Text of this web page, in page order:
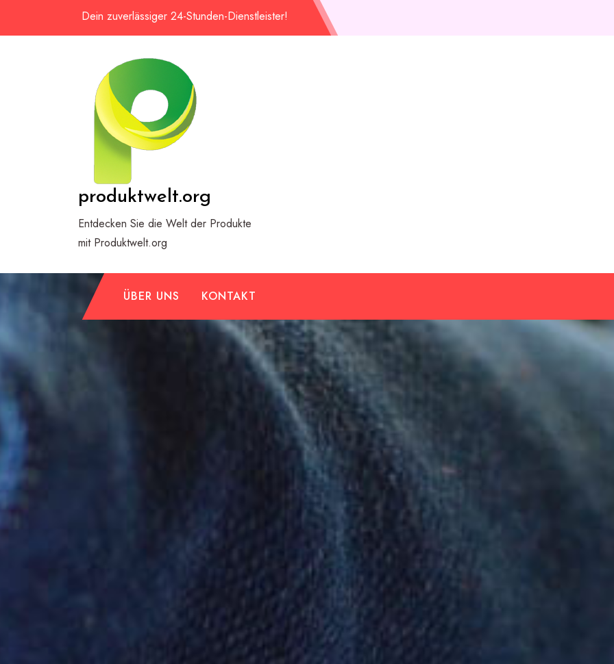
Dein zuverlässiger 24-Stunden-Dienstleister!
produktwelt.org
Entdecken Sie die Welt der Produkte
mit Produktwelt.org
ÜBER UNS KONTAKT